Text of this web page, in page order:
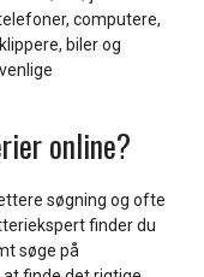
computere,
biler og
online?
søgning og ofte
finder du
søge på